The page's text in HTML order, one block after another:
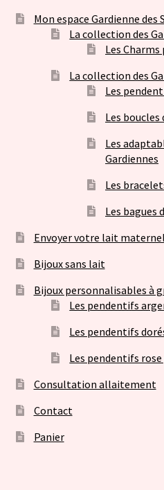
Mon espace Gardienne des
La collection des
Les Charms
La collection des
Les
Les boucles
Les
Gardiennes
Les
Les bagues
Envoyer votre lait
Bijoux sans lait
Bijoux personnalisables à
Les pendentifs
Les pendentifs
Les pendentifs
Consultation allaitement
Contact
Panier